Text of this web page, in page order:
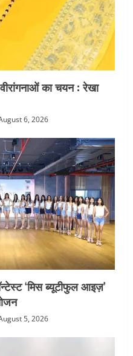
का चयन : रेखा
6, 2026
‘मिस ब्यूटीफुल आइज़’
5, 2026